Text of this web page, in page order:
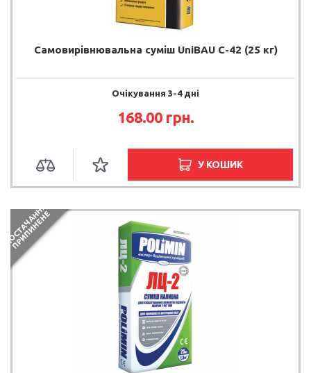
Самовирівнювальна суміш UniBAU С-42 (25 кг)
Очікування 3-4 дні
168.00 грн.
У КОШИК
П
О
С
Т
А
Ч
А
Н
Н
Я
П
Р
И
П
И
Н
Е
Н
Е